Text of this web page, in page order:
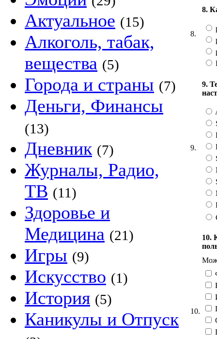
Актуальное (15)
Алкоголь, табак,
вещества (5)
Города и страны (7)
Деньги, Финансы
(13)
Дневник (7)
Журналы, Радио,
ТВ (11)
Здоровье и
Медицина (21)
Игры (9)
Искусство (1)
История (5)
Каникулы и Отпуск
8.
8.
9.
9.
10.
10.